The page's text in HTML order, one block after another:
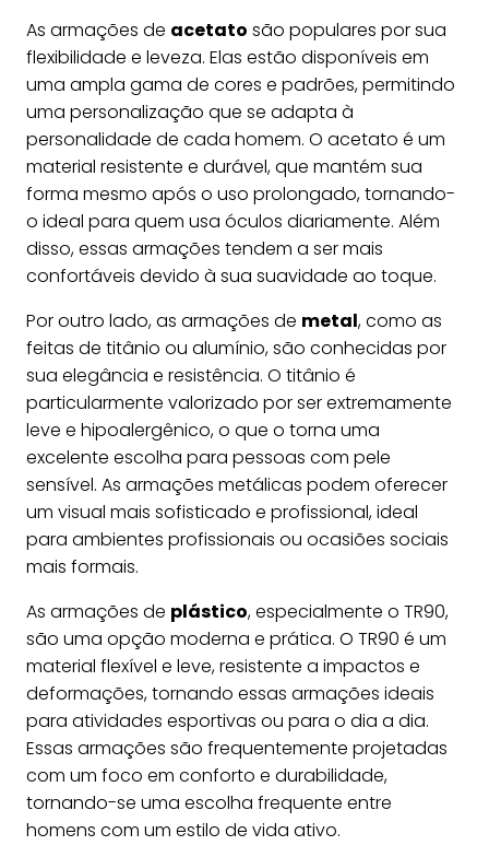
As armações de acetato são populares por sua
flexibilidade e leveza. Elas estão disponíveis em
uma ampla gama de cores e padrões, permitindo
uma personalização que se adapta à
personalidade de cada homem. O acetato é um
material resistente e durável, que mantém sua
forma mesmo após o uso prolongado, tornando-
o ideal para quem usa óculos diariamente. Além
disso, essas armações tendem a ser mais
confortáveis devido à sua suavidade ao toque.
Por outro lado, as armações de metal, como as
feitas de titânio ou alumínio, são conhecidas por
sua elegância e resistência. O titânio é
particularmente valorizado por ser extremamente
leve e hipoalergênico, o que o torna uma
excelente escolha para pessoas com pele
sensível. As armações metálicas podem oferecer
um visual mais sofisticado e profissional, ideal
para ambientes profissionais ou ocasiões sociais
mais formais.
As armações de plástico, especialmente o TR90,
são uma opção moderna e prática. O TR90 é um
material flexível e leve, resistente a impactos e
deformações, tornando essas armações ideais
para atividades esportivas ou para o dia a dia.
Essas armações são frequentemente projetadas
com um foco em conforto e durabilidade,
tornando-se uma escolha frequente entre
homens com um estilo de vida ativo.